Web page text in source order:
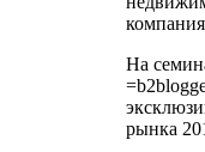
На
рынка